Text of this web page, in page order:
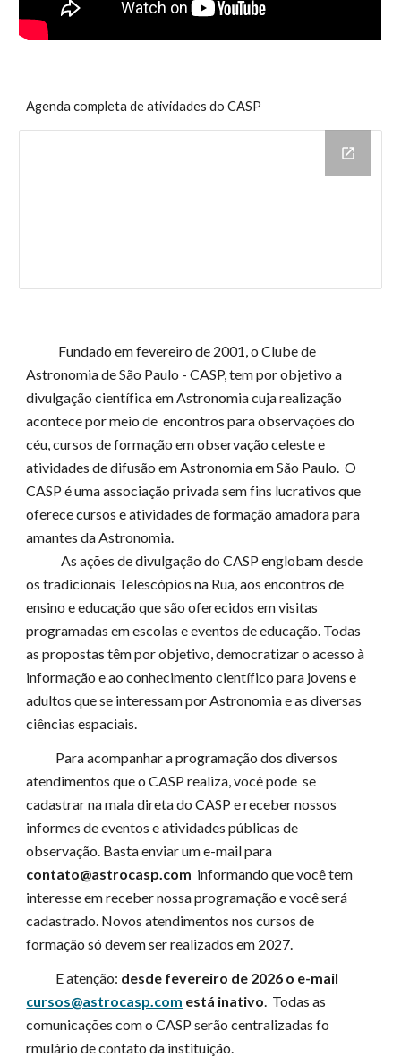
Agenda completa de atividades do CASP
Fundado em fevereiro de 2001, o Clube de
Astronomia de São Paulo - CASP,tem por objetivo a
divulgação científica em Astronomia cuja realização
acontece por meio de encontros paraobservaçõesdo
céu, cursos de formação em observação celeste e
atividades de difusão em Astronomia em São Paulo. O
CASP é uma associação privadasem fins lucrativosque
oferece cursos e atividades de formação amadora para
amantes da Astronomia.
As ações de divulgação do CASP englobam desde
os tradicionais Telescópios na Rua, aos encontros de
ensino e educação que são oferecidos em visitas
programadas em escolas e eventos de educação. Todas
as propostastêmpor objetivo, democratizar o acesso à
informação e ao conhecimento científicopara jovens e
adultos que se interessam por Astronomia e as diversas
ciências espaciais.
Para acompanhar a programação dos diversos
atendimentos que o CASP realiza, você pode se
cadastrar namala diretado CASP e receber nossos
informes de eventos e atividades públicas de
observação. Basta enviar um e-mail para
contato@astrocasp.com informando que você tem
interesse em receber nossa programação e você será
cadastrado. Novos atendimentos nos cursos de
formação só devem ser realizados em 2027.
E atenção: desde fevereiro de 2026 o e-mail
cursos@astrocasp.com está inativo. Todas as
comunicações com o CASP serão centralizadas fo
rmulário de contato da instituição.